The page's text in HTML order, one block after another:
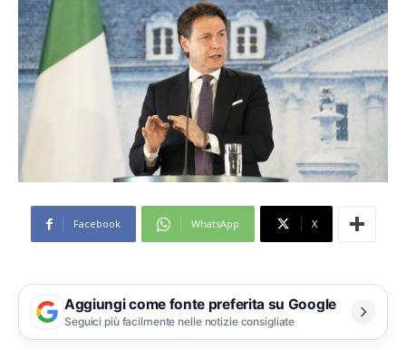
Facebook WhatsApp X
Aggiungi come fonte preferita su Google
Seguici più facilmente nelle notizie consigliate